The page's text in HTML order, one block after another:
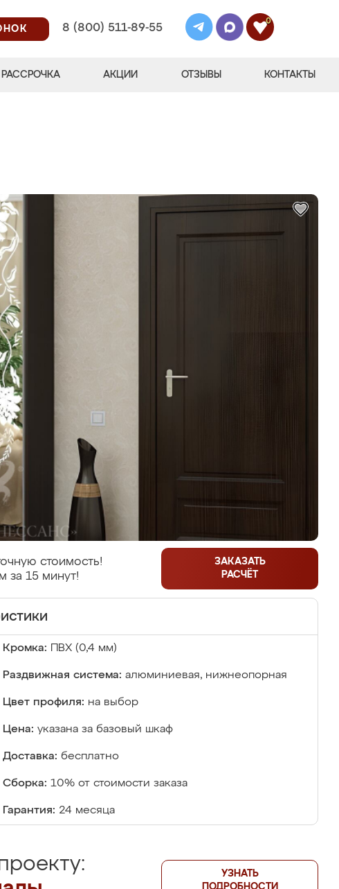
8 (800) 511-89-55
0
РАССРОЧКА АКЦИИ ОТЗЫВЫ КОНТАКТЫ
стоимость!
за 15 минут!
ЗАКАЗАТЬ
РАСЧЁТ
Кромка: ПВХ (0,4 мм)
Раздвижная система: алюминиевая, нижнеопорная
Цвет профиля: на выбор
Цена: указана за базовый шкаф
Доставка: бесплатно
Сборка: 10% от стоимости заказа
Гарантия: 24 месяца
УЗНАТЬ
ПОДРОБНОСТИ